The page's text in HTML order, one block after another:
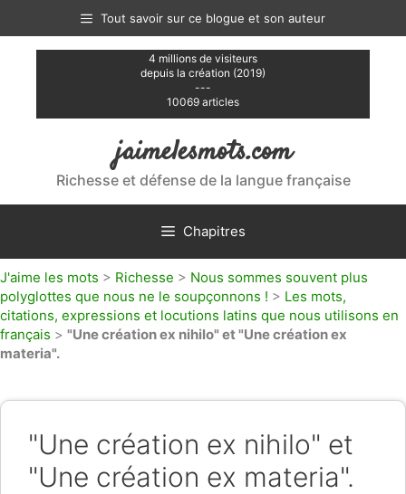
contenu
Tout savoir sur ce blogue et son auteur
4 millions de visiteurs
depuis la création (2019)
---
10069 articles
jaimelesmots.com
Richesse et défense de la langue française
Chapitres
J'aime les mots > Richesse > Nous sommes souvent plus
polyglottes que nous ne le soupçonnons ! > Les mots,
citations, expressions et locutions latins que nous utilisons en
français > "Une création ex nihilo" et "Une création ex
materia".
"Une création ex nihilo" et
"Une création ex materia".